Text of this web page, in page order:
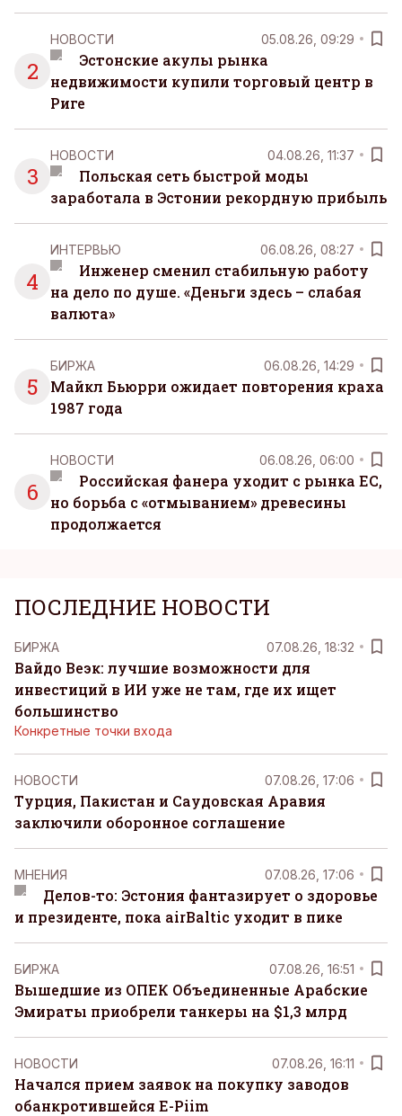
2
НОВОСТИ 05.08.26, 09:29
Эстонские акулы рынка
недвижимости купили торговый центр в
Риге
3
НОВОСТИ 04.08.26, 11:37
Польская сеть быстрой моды
заработала в Эстонии рекордную прибыль
4
ИНТЕРВЬЮ 06.08.26, 08:27
Инженер сменил стабильную работу
на дело по душе. «Деньги здесь – слабая
валюта»
5
БИРЖА 06.08.26, 14:29
Майкл Бьюрри ожидает повторения краха
1987 года
6
НОВОСТИ 06.08.26, 06:00
Российская фанера уходит с рынка ЕС,
но борьба с «отмыванием» древесины
продолжается
ПОСЛЕДНИЕ НОВОСТИ
БИРЖА 07.08.26, 18:32
Вайдо Веэк: лучшие возможности для
инвестиций в ИИ уже не там, где их ищет
большинство
Конкретные точки входа
НОВОСТИ 07.08.26, 17:06
Турция, Пакистан и Саудовская Аравия
заключили оборонное соглашение
MНЕНИЯ 07.08.26, 17:06
Делов-то: Эстония фантазирует о здоровье
и президенте, пока airBaltic уходит в пике
БИРЖА 07.08.26, 16:51
Вышедшие из ОПЕК Объединенные Арабские
Эмираты приобрели танкеры на $1,3 млрд
НОВОСТИ 07.08.26, 16:11
Начался прием заявок на покупку заводов
обанкротившейся E-Piim